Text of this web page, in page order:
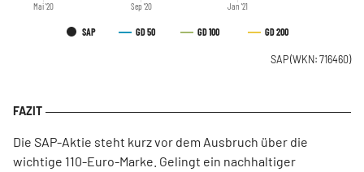
SAP GD 50 GD 100 GD 200
Jan '21
Mai '20 Sep '20
SAP(WKN: 716460)
Die SAP-Aktie steht kurz vor dem Ausbruch über die
wichtige 110-Euro-Marke. Gelingt ein nachhaltiger